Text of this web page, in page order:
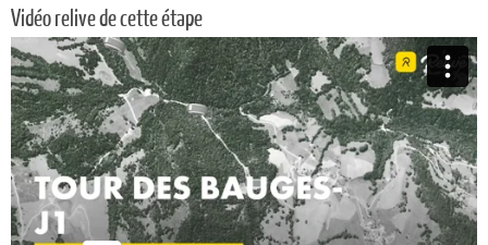
Vidéo relive de cette étape